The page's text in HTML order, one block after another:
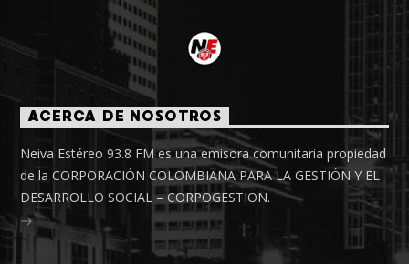
ACERCA DE NOSOTROS
Neiva Estéreo 93.8 FM es una emisora comunitaria propiedad
de la CORPORACIÓN COLOMBIANA PARA LA GESTIÓN Y EL
DESARROLLO SOCIAL – CORPOGESTION.